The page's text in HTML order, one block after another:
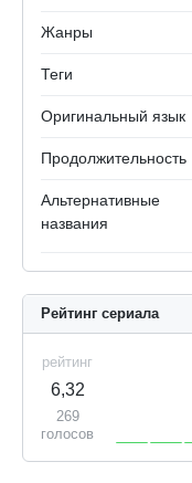
Жанры
Теги
Оригинальный язык
Продолжительность
Альтернативные
названия
Рейтинг сериала
рейтинг
6,32
269
голосов